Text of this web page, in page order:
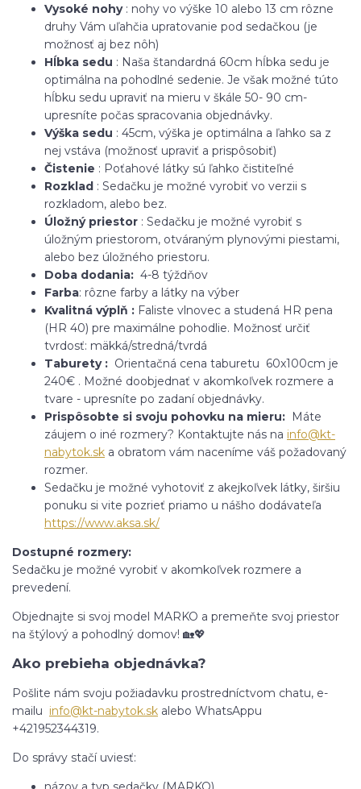
Vysoké nohy : nohy vo výške 10 alebo 13 cm rôzne
druhy Vám uľahčia upratovanie pod sedačkou (je
možnosť aj bez nôh)
Hĺbka sedu : Naša štandardná 60cm hĺbka sedu je
optimálna na pohodlné sedenie. Je však možné túto
hĺbku sedu upraviť na mieru v škále 50- 90 cm-
upresníte počas spracovania objednávky.
Výška sedu : 45cm, výška je optimálna a ľahko sa z
nej vstáva (možnosť upraviť a prispôsobiť)
Čistenie : Poťahové látky sú ľahko čistiteľné
Rozklad : Sedačku je možné vyrobiť vo verzii s
rozkladom, alebo bez.
Úložný priestor : Sedačku je možné vyrobiť s
úložným priestorom, otváraným plynovými piestami,
alebo bez úložného priestoru.
Doba dodania: 4-8 týždňov
Farba: rôzne farby a látky na výber
Kvalitná výplň : Faliste vlnovec a studená HR pena
(HR 40) pre maximálne pohodlie. Možnosť určiť
tvrdosť: mäkká/stredná/tvrdá
Taburety : Orientačná cena taburetu 60x100cm je
240€ . Možné doobjednať v akomkoľvek rozmere a
tvare - upresníte po zadaní objednávky.
Prispôsobte si svoju pohovku na mieru: Máte
záujem o iné rozmery? Kontaktujte nás na info@kt-
nabytok.sk a obratom vám naceníme váš požadovaný
rozmer.
Sedačku je možné vyhotoviť z akejkoľvek látky, širšiu
ponuku si vite pozrieť priamo u nášho dodávateľa
https://www.aksa.sk/
Dostupné rozmery:
Sedačku je možné vyrobiť v akomkoľvek rozmere a
prevedení.
Objednajte si svoj model MARKO a premeňte svoj priestor
na štýlový a pohodlný domov! 🏡💖
Ako prebieha objednávka?
Pošlite nám svoju požiadavku prostredníctvom chatu, e-
mailu info@kt-nabytok.sk alebo WhatsAppu
+421952344319.
Do správy stačí uviesť: